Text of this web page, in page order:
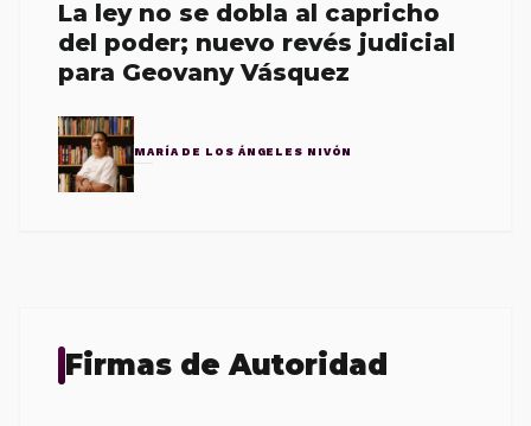
La ley no se dobla al capricho
del poder; nuevo revés judicial
para Geovany Vásquez
MARÍA DE LOS ÁNGELES NIVÓN
Firmas de Autoridad